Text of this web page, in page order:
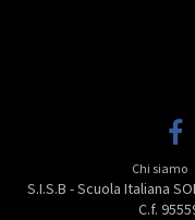
Chi siamo
S.I.S.B - Scuola Italiana
C.f.